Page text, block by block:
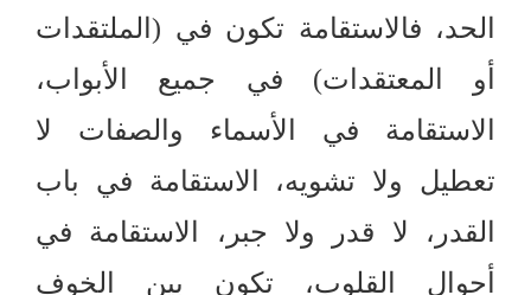
الحد، فالاستقامة تكون في ( الملتقدات
أو المعتقدات) في جميع الأبواب،
الاستقامة في الأسماء والصفات لا
تعطيل ولا تشويه، الاستقامة في باب
القدر، لا قدر ولا جبر، الاستقامة في
أحوال القلوب، تكون بين الخوف